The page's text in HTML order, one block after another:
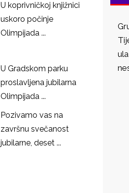
U koprivničkoj knjižnici
uskoro počinje
Olimpijada ...
U Gradskom parku
proslavljena jubilarna
Olimpijada ...
Pozivamo vas na
završnu svečanost
jubilarne, deset ...